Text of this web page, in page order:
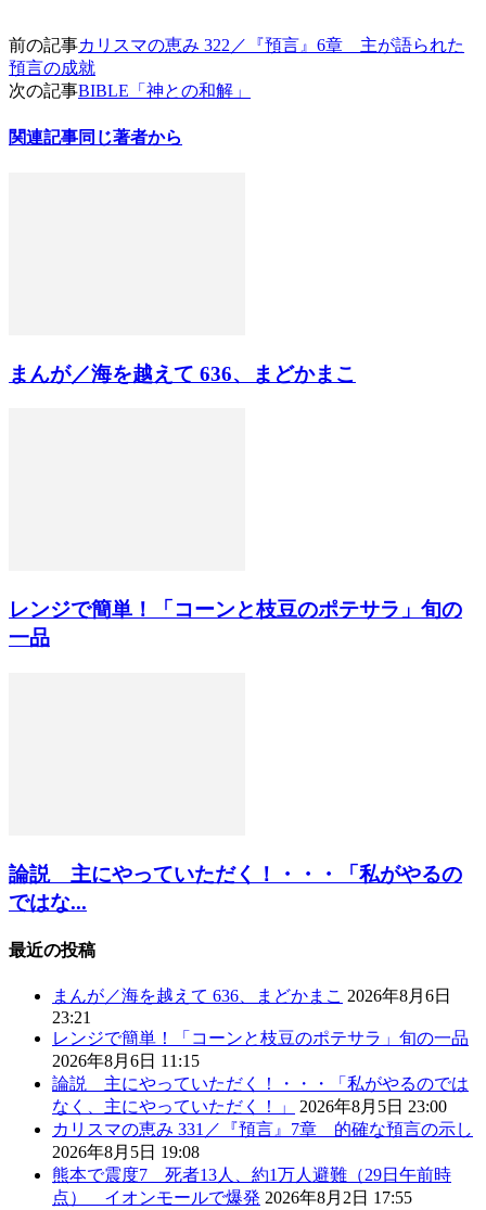
前の記事カリスマの恵み 322／『預言』6章 主が語られた
預言の成就
次の記事BIBLE「神との和解」
関連記事同じ著者から
まんが／海を越えて 636、まどかまこ
レンジで簡単！「コーンと枝豆のポテサラ」旬の
一品
論説 主にやっていただく！・・・「私がやるの
ではな...
最近の投稿
まんが／海を越えて 636、まどかまこ 2026年8月6日
23:21
レンジで簡単！「コーンと枝豆のポテサラ」旬の一品
2026年8月6日 11:15
論説 主にやっていただく！・・・「私がやるのでは
なく、主にやっていただく！」
2026年8月5日 23:00
カリスマの恵み 331／『預言』7章 的確な預言の示し
2026年8月5日 19:08
熊本で震度7 死者13人、約1万人避難（29日午前時
点） イオンモールで爆発 2026年8月2日 17:55